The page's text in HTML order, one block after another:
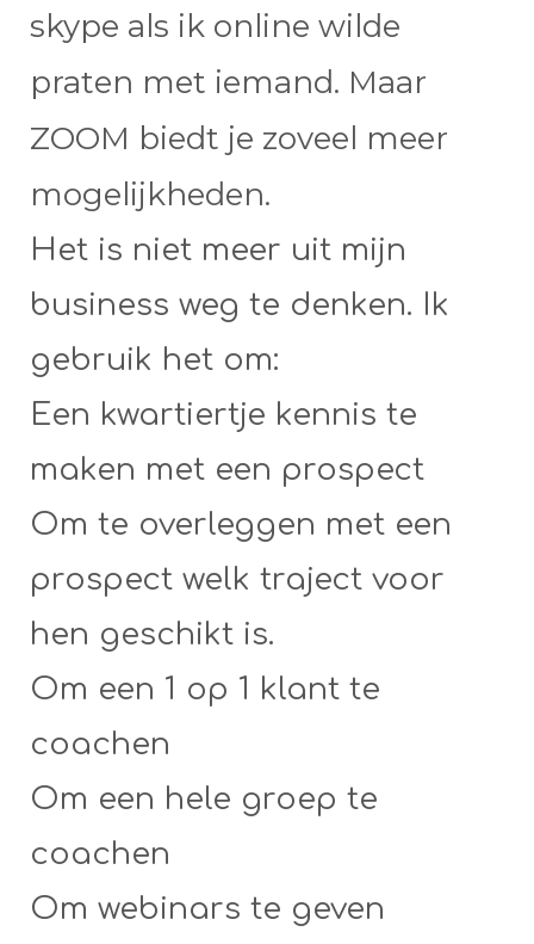
skype als ik online wilde
praten met iemand. Maar
ZOOM biedt je zoveel meer
mogelijkheden.
Het is niet meer uit mijn
business weg te denken. Ik
gebruik het om:
Een kwartiertje kennis te
maken met een prospect
Om te overleggen met een
prospect welk traject voor
hen geschikt is.
Om een 1 op 1 klant te
coachen
Om een hele groep te
coachen
Om webinars te geven